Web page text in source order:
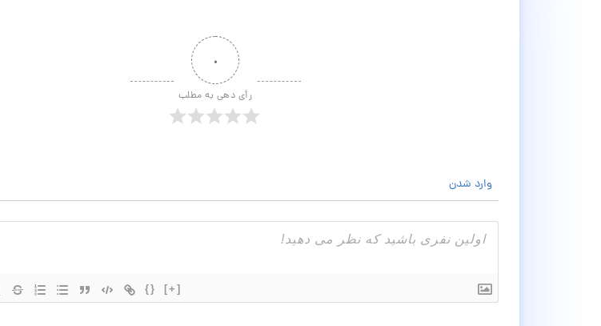
۰
رأی دهی به مطلب
وارد شدن
{} [+]